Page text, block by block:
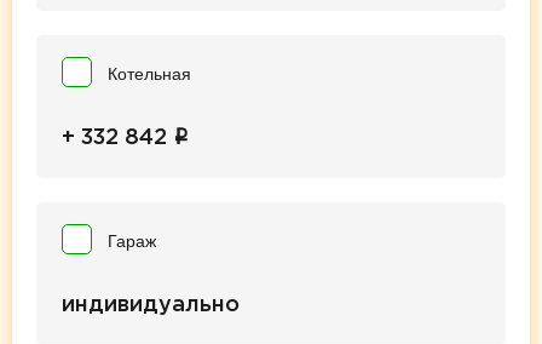
Котельная
+ 332 842 i
Гараж
индивидуально